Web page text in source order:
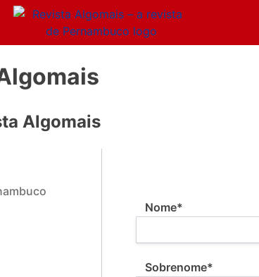
Algomais
Nome:*
Nome*
Sobrenome*